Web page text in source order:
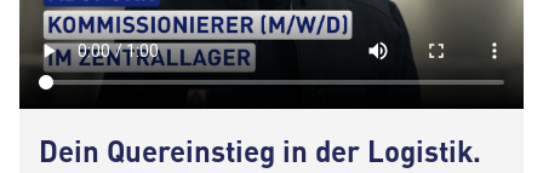
Dein Quereinstieg in der Logistik.